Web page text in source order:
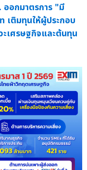
ออกมาตรการ "มี
เติมทุนให้ผู้ประกอบ
ะเศรษฐกิจและต้นทุน